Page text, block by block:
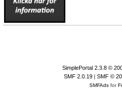
SimplePortal 2.3.8 ©
SMF 2.0.19| SMF ©
SMFAdsfor